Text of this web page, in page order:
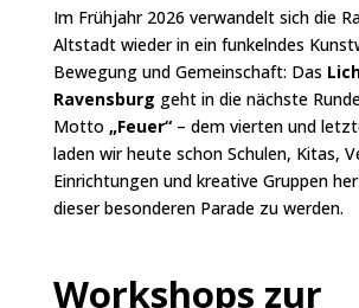
Im Frühjahr 2026 verwandelt sich die
Altstadt wieder in ein funkelndes
Bewegung und Gemeinschaft: Das
Ravensburg geht in die nächste
Motto „Feuer“– dem vierten und
laden wir heute schon Schulen, Kitas,
Einrichtungen und kreative Gruppen
dieser besonderen Parade zu werden.
Workshops zur